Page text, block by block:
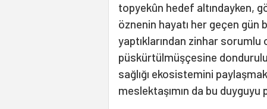
topyekûn hedef altındayken,
öznenin hayatı her geçen gün
yaptıklarından zinhar
püskürtülmüşçesine
sağlığı ekosistemini
meslektaşımın da bu duyguyu